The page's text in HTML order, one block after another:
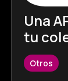
Una
tu
Otros